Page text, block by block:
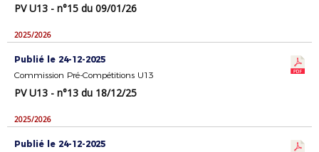
PV U13 - n°15 du 09/01/26
2025/2026
Publié le 24-12-2025
Commission Pré-Compétitions U13
PV U13 - n°13 du 18/12/25
2025/2026
Publié le 24-12-2025